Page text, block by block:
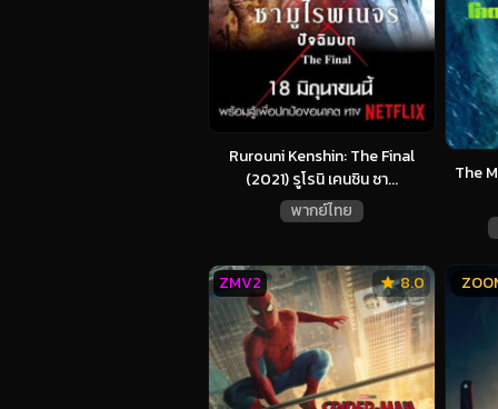
Rurouni Kenshin: The Final
(2021) รูโรนิ เคนชิน ซา...
พากย์ไทย
The
8.0
ZMV2